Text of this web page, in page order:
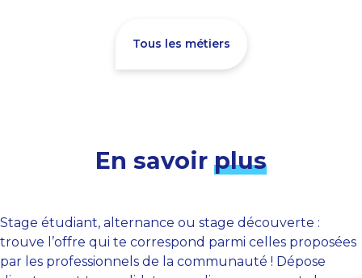
Tous les métiers
En savoir plus
Stage étudiant, alternance ou stage découverte :
trouve l’offre qui te correspond parmi celles proposées
par les professionnels de la communauté ! Dépose